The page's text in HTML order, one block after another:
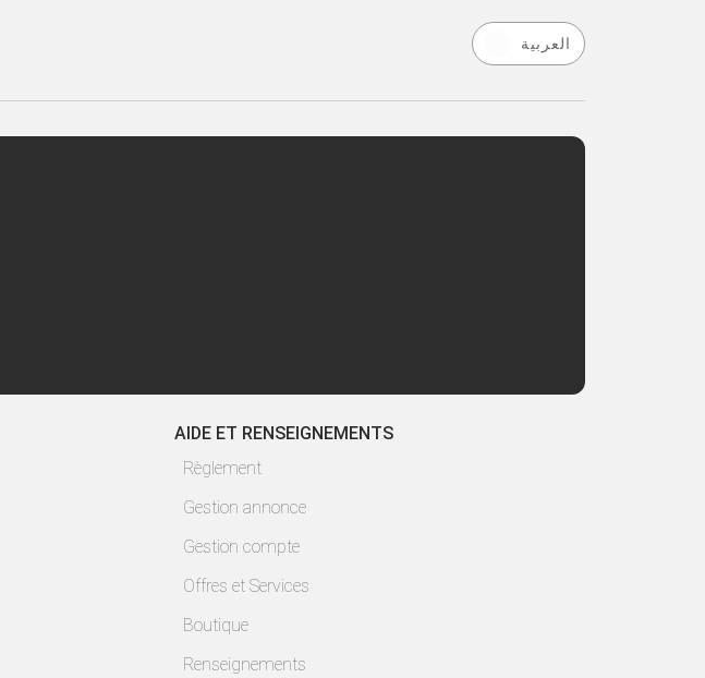
العربية
AIDE ET RENSEIGNEMENTS
Règlement
Gestion annonce
Gestion compte
Offres et Services
Boutique
Renseignements